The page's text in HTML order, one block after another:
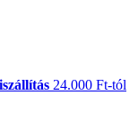
24.000 Ft-tól